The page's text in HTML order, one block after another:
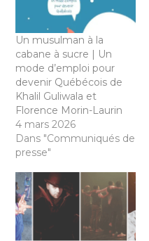
Un musulman à la
cabane à sucre | Un
mode d’emploi pour
devenir Québécois de
Khalil Guliwala et
Florence Morin-Laurin
4 mars 2026
Dans "Communiqués de
presse"